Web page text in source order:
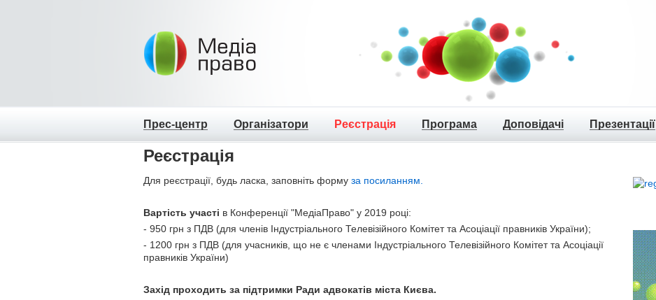
Прес-центр Організатори Реєстрація Програма Доповідачі Презентації
Реєстрація
Для реєстрації, будь ласка, заповніть форму за посиланням.
Вартість участі в Конференції "МедіаПраво" у 2019 році:
- 950 грн з ПДВ (для членів Індустріального Телевізійного Комітет та Асоціації правників України);
- 1200 грн з ПДВ (для учасників, що не є членами Індустріального Телевізійного Комітет та Асоціації
правників України)
Захід проходить за підтримки Ради адвокатів міста Києва.